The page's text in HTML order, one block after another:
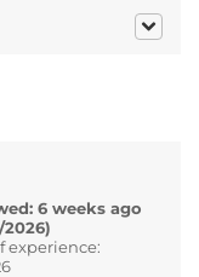
6 weeks ago
2026)
experience: